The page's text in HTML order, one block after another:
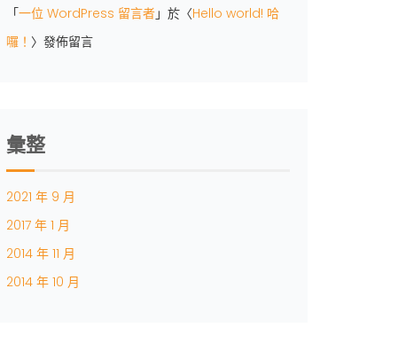
「一位 WordPress 留言者」於〈Hello world! 哈
囉！ 〉發佈留言
彙整
2021 年 9 月
2017 年 1 月
2014 年 11 月
2014 年 10 月